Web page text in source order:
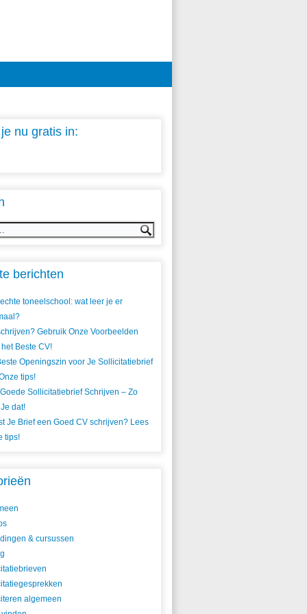
nu gratis in:
berichten
toneelschool: wat leer je er
Gebruik Onze Voorbeelden
Beste CV!
Openingszin voor Je Sollicitatiebrief
tips!
Sollicitatiebrief Schrijven – Zo
dat!
Je Brief een Goed CV schrijven? Lees
tips!
& cursussen
algemeen